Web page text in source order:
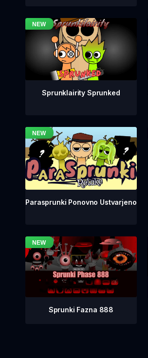
Sprunklairity Sprunked
Parasprunki Ponovno Ustvarjeno
Sprunki Fazna 888